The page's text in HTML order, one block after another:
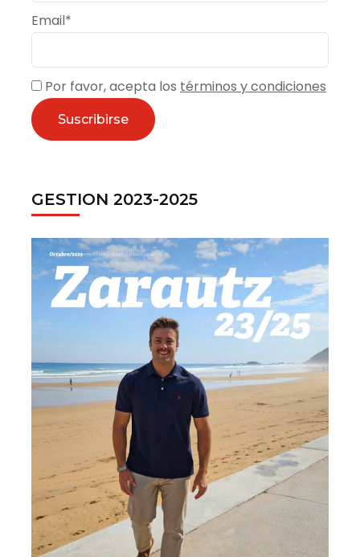
Email*
Por favor, acepta los términos y condiciones
GESTION 2023-2025